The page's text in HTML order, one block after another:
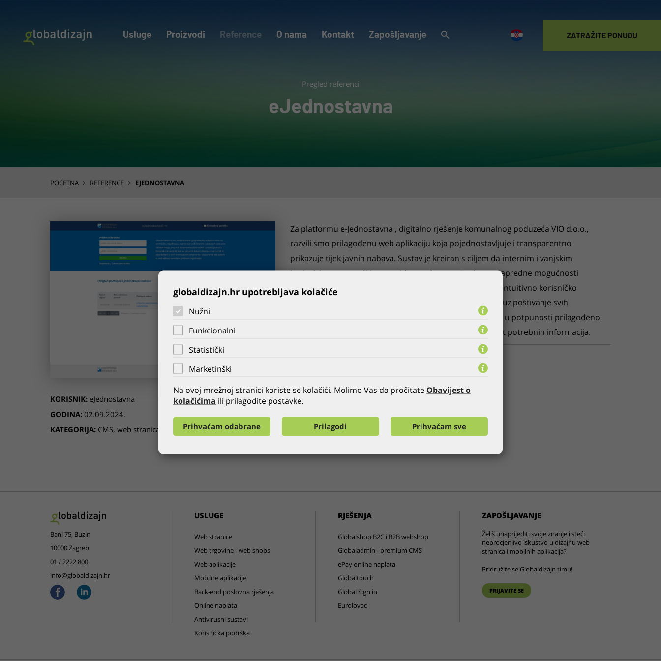
POSTANITE
Usluge Proizvodi Reference O nama Kontakt Zapošljavanje ZATRAŽITE PONUDU
Pregled referenci
eJednostavna
POČETNA REFERENCE EJEDNOSTAVNA
KORISNIK: eJednostavna
GODINA: 02.09.2024.
KATEGORIJA: CMS, web stranica
Za platformu e-Jednostavna , digitalno rješenje komunalnog poduzeća VIO d.o.o.,
razvili smo prilagođenu web aplikaciju koja pojednostavljuje i transparentno
prikazuje tijek javnih nabava. Sustav je kreiran s ciljem da internim i vanjskim
korisnicima omogući jasan uvid u sve faze postupka, uz napredne mogućnosti
pretraživanja i filtriranja. Poseban naglasak stavljen je na intuitivno korisničko
sučelje i optimiziranu funkcionalnost za svakodnevni rad, uz poštivanje svih
zakonskih standarda i zahtjeva pristupačnosti. Rješenje je u potpunosti prilagođeno
mobilnim uređajima, čime se osigurava stalna dostupnost potrebnih informacija.
Bani 75, Buzin
10000 Zagreb
01 / 2222 800
info@globaldizajn.hr
USLUGE
Web stranice
Web trgovine - web shops
Web aplikacije
Mobilne aplikacije
Back-end poslovna rješenja
Online naplata
Antivirusni sustavi
Korisnička podrška
RJEŠENJA
Globalshop B2C i B2B webshop
Globaladmin - premium CMS
ePay online naplata
Globaltouch
Global Sign in
Eurolovac
ZAPOŠLJAVANJE
Želiš unaprijediti svoje znanje i steći
neprocjenjivo iskustvo u dizajnu web
stranica i mobilnih aplikacija?
Pridružite se Globaldizajn timu!
PRIJAVITE SE
globaldizajn.hr upotrebljava kolačiće
Nužni
Funkcionalni
Statistički
Marketinški
Na ovoj mrežnoj stranici koriste se kolačići. Molimo Vas da pročitate Obavijest o
kolačićima ili prilagodite postavke.
Prihvaćam odabrane Prilagodi Prihvaćam sve